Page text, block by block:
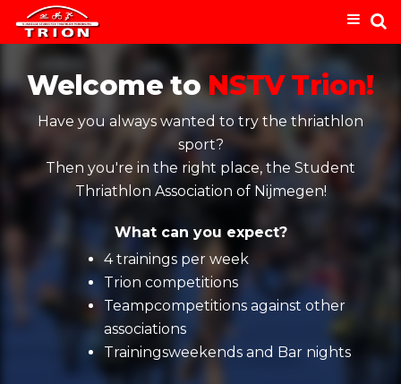
Welcome toNSTV Trion!
Have you always wanted to try the thriathlon
sport?
Then you're in the right place, the Student
Thriathlon Association of Nijmegen!
What can you expect?
4 trainings per week
Trion competitions
Teampcompetitions against other
associations
Trainingsweekends and Bar nights